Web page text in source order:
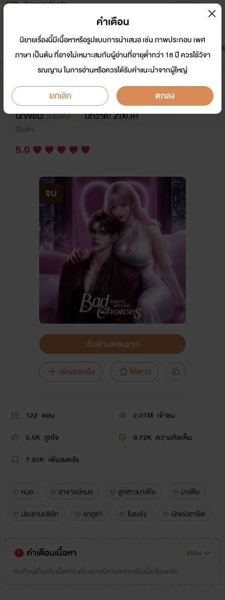
Tunwalai ธัญวลัย
หน้าแรก นิยาย อีบุ๊ก การ์ตูน
มาใหม่
ดรีมแชท ธัญลิสต์
BAD CHOICES ตัวเลือกนี้ไม่ดีเท่า
นักเขียน:โนเนจัง นักวาด: ZIXOR
อีโรติก
5.0
จบ
เริ่มอ่านตอนแรก
เพิ่มลงคลัง
ให้ดาว
122 ตอน 2.01M เข้าชม
5.5K ถูกใจ 9.72K ความคิดเห็น
7.93K เพิ่มลงคลัง
หมอ อาจารย์หมอ ลูกสาวมาเฟีย
มาเฟีย
ประธานบริษัท
ยากูซ่า โนเนจัง นักแข่งอาชีพ
คำเตือนเนื้อหา
แสดง
คำเตือนเกี่ยวกับเนื้อหาในเรื่องอาจมีการสปอยล์ถึงเนื้อเรื่องหลัก
คำเตือน
นิยายเรื่องนี้มีเนื้อหาหรือรูปแบบการนำเสนอ เช่น ภาพประกอบ เพศ
ภาษา เป็นต้น ที่อาจไม่เหมาะสมกับผู้อ่านที่อายุต่ำกว่า 18 ปี ควรใช้วิจา
รณญาน ในการอ่านหรือควรได้รับคำแนะนำจากผู้ใหญ่
ยกเลิก ตกลง